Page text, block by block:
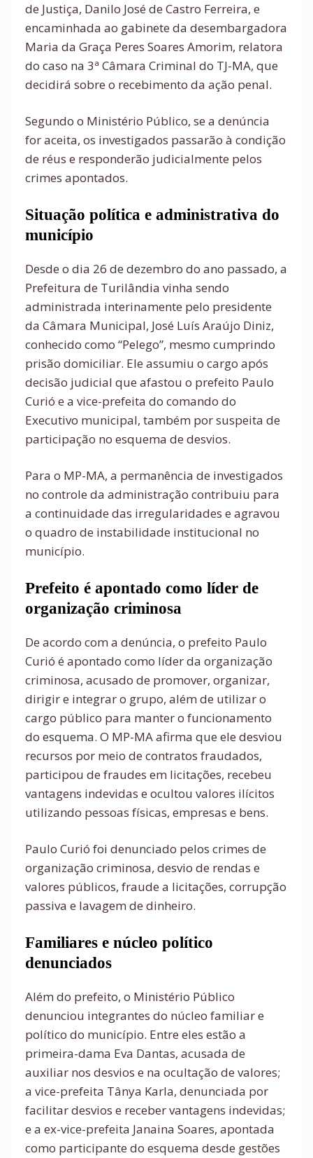
de Justiça, Danilo José de Castro Ferreira, e
encaminhada ao gabinete da desembargadora
Maria da Graça Peres Soares Amorim, relatora
do caso na 3ª Câmara Criminal do TJ-MA, que
decidirá sobre o recebimento da ação penal.
Segundo o Ministério Público, se a denúncia
for aceita, os investigados passarão à condição
de réus e responderão judicialmente pelos
crimes apontados.
Situação política e administrativa do
município
Desde o dia 26 de dezembro do ano passado, a
Prefeitura de Turilândia vinha sendo
administrada interinamente pelo presidente
da Câmara Municipal, José Luís Araújo Diniz,
conhecido como “Pelego”, mesmo cumprindo
prisão domiciliar. Ele assumiu o cargo após
decisão judicial que afastou o prefeito Paulo
Curió e a vice-prefeita do comando do
Executivo municipal, também por suspeita de
participação no esquema de desvios.
Para o MP-MA, a permanência de investigados
no controle da administração contribuiu para
a continuidade das irregularidades e agravou
o quadro de instabilidade institucional no
município.
Prefeito é apontado como líder de
organização criminosa
De acordo com a denúncia, o prefeito Paulo
Curió é apontado como líder da organização
criminosa, acusado de promover, organizar,
dirigir e integrar o grupo, além de utilizar o
cargo público para manter o funcionamento
do esquema. O MP-MA afirma que ele desviou
recursos por meio de contratos fraudados,
participou de fraudes em licitações, recebeu
vantagens indevidas e ocultou valores ilícitos
utilizando pessoas físicas, empresas e bens.
Paulo Curió foi denunciado pelos crimes de
organização criminosa, desvio de rendas e
valores públicos, fraude a licitações, corrupção
passiva e lavagem de dinheiro.
Familiares e núcleo político
denunciados
Além do prefeito, o Ministério Público
denunciou integrantes do núcleo familiar e
político do município. Entre eles estão a
primeira-dama Eva Dantas, acusada de
auxiliar nos desvios e na ocultação de valores;
a vice-prefeita Tânya Karla, denunciada por
facilitar desvios e receber vantagens indevidas;
e a ex-vice-prefeita Janaina Soares, apontada
como participante do esquema desde gestões